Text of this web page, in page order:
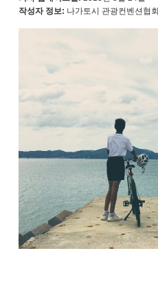
작성자 정보: 나가토시 관광컨벤션협회